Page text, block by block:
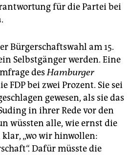
für die Partei bei
Bürgerschaftswahl am 15.
Selbstgänger werden. Eine
desHamburger
FDP bei zwei Prozent. Sie sei
gewesen, als sie das
in ihrer Rede vor den
wüssten alle, wie ernst die
klar, „wo wir hinwollen:
Dafür müsste die